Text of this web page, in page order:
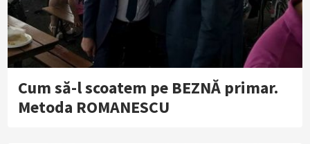
Cum să-l scoatem pe BEZNĂ primar.
Metoda ROMANESCU